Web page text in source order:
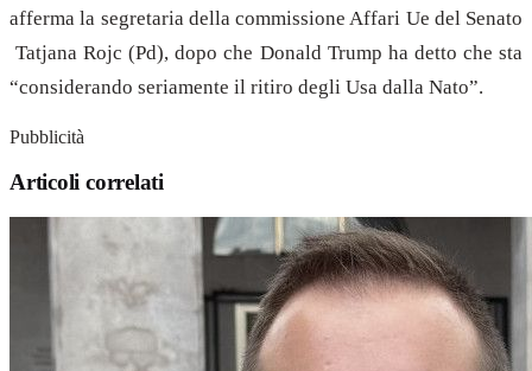
afferma la segretaria della commissione Affari Ue del Senato
Tatjana Rojc (Pd), dopo che Donald Trump ha detto che sta
“considerando seriamente il ritiro degli Usa dalla Nato”.
Pubblicità
Articoli correlati